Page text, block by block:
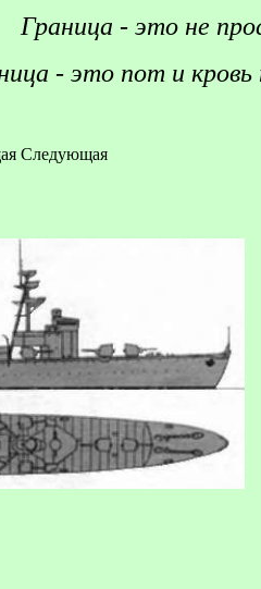
Граница - это не
- это пот и
Следующая